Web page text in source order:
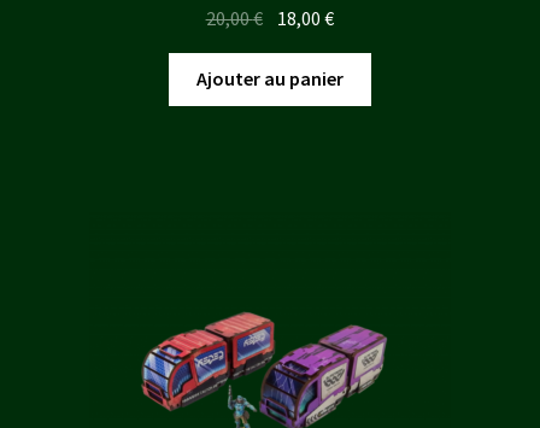
20,00€ Le
initial
était :
18,00€Le
actuel
est :
Ajouter au panier